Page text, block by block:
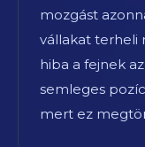
mozgást
vállakat terheli
hiba a fejnek
semleges
mert ez